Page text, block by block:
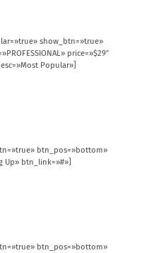
show_btn=»true»
price=»$29″
Popular»]
btn_pos=»bottom»
Up» btn_link=»#»]
btn_pos=»bottom»